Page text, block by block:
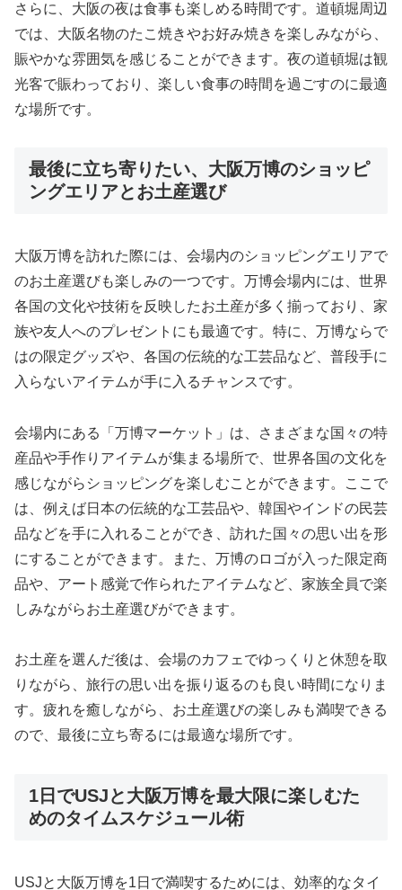
さらに、大阪の夜は食事も楽しめる時間です。道頓堀周辺
では、大阪名物のたこ焼きやお好み焼きを楽しみながら、
賑やかな雰囲気を感じることができます。夜の道頓堀は観
光客で賑わっており、楽しい食事の時間を過ごすのに最適
な場所です。
最後に立ち寄りたい、大阪万博のショッピ
ングエリアとお土産選び
大阪万博を訪れた際には、会場内のショッピングエリアで
のお土産選びも楽しみの一つです。万博会場内には、世界
各国の文化や技術を反映したお土産が多く揃っており、家
族や友人へのプレゼントにも最適です。特に、万博ならで
はの限定グッズや、各国の伝統的な工芸品など、普段手に
入らないアイテムが手に入るチャンスです。
会場内にある「万博マーケット」は、さまざまな国々の特
産品や手作りアイテムが集まる場所で、世界各国の文化を
感じながらショッピングを楽しむことができます。ここで
は、例えば日本の伝統的な工芸品や、韓国やインドの民芸
品などを手に入れることができ、訪れた国々の思い出を形
にすることができます。また、万博のロゴが入った限定商
品や、アート感覚で作られたアイテムなど、家族全員で楽
しみながらお土産選びができます。
お土産を選んだ後は、会場のカフェでゆっくりと休憩を取
りながら、旅行の思い出を振り返るのも良い時間になりま
す。疲れを癒しながら、お土産選びの楽しみも満喫できる
ので、最後に立ち寄るには最適な場所です。
1日でUSJと大阪万博を最大限に楽しむた
めのタイムスケジュール術
USJと大阪万博を1日で満喫するためには、効率的なタイ